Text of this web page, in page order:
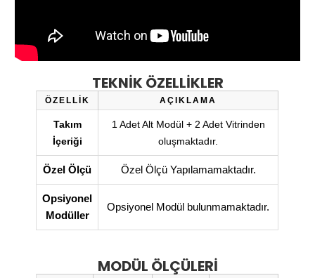
TEKNİK ÖZELLİKLER
ÖZELLİK AÇIKLAMA
Takım
İçeriği
1 Adet Alt Modül + 2 Adet Vitrinden
oluşmaktadır.
Özel Ölçü Özel Ölçü Yapılamamaktadır.
Opsiyonel
Modüller
Opsiyonel Modül bulunmamaktadır.
MODÜL ÖLÇÜLERİ